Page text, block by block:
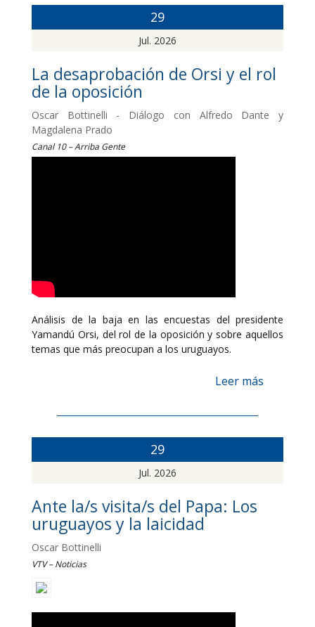
29
Jul. 2026
La desaprobación de Orsi y el rol
de la oposición
Oscar Bottinelli - Diálogo con Alfredo Dante y
Magdalena Prado
Canal 10 – Arriba Gente
Análisis de la baja en las encuestas del presidente
Yamandú Orsi, del rol de la oposición y sobre aquellos
temas que más preocupan a los uruguayos.
Leer más
29
Jul. 2026
Ante la/s visita/s del Papa: Los
uruguayos y la laicidad
Oscar Bottinelli
VTV – Noticias